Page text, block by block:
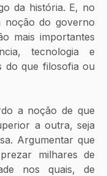
da história. E, no
noção do governo
mais importantes
tecnologia e
do que filosofia ou
a noção de que
a outra, seja
Argumentar que
milhares de
nos quais, de